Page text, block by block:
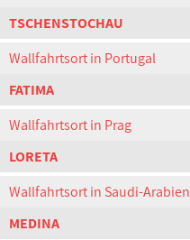
TSCHENSTOCHAU
Wallfahrtsort in Portugal
FATIMA
Wallfahrtsort in Prag
LORETA
Wallfahrtsort in Saudi-Arabien
MEDINA